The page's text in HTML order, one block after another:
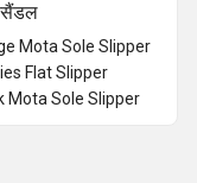
सैंडल
Mota Sole Slipper
Flat Slipper
Mota Sole Slipper